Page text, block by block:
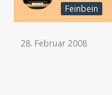
Feinbein
28. Februar 2008